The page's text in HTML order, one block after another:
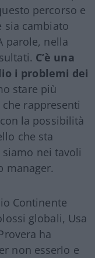
percorso e
sia cambiato
parole, nella
C’è una
i problemi dei
stare più
rappresenti
la possibilità
che sta
nei tavoli
manager.
Continente
globali, Usa
ha
non esserlo e